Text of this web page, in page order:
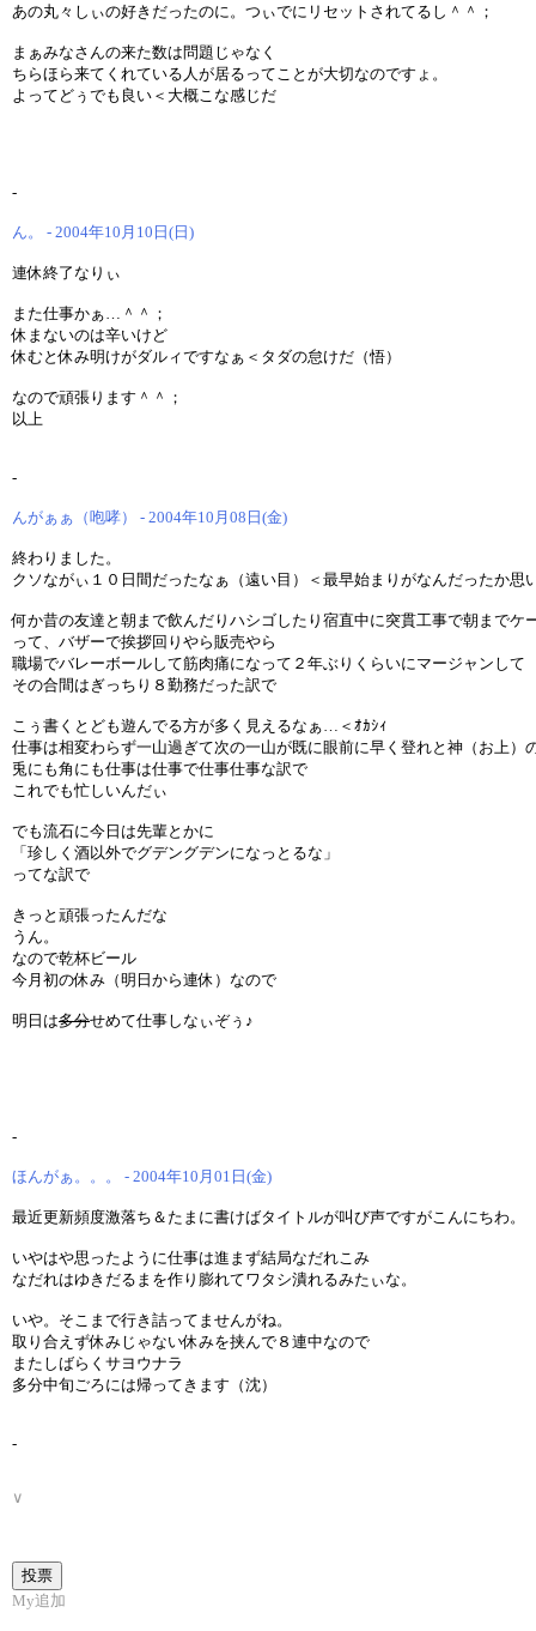
あの丸々しぃの好きだったのに。つぃでにリセットされてるし＾＾；
まぁみなさんの来た数は問題じゃなく
ちらほら来てくれている人が居るってことが大切なのですょ。
よってどぅでも良い＜大概こな感じだ
-
ん。 - 2004年10月10日(日)
連休終了なりぃ
また仕事かぁ…＾＾；
休まないのは辛いけど
休むと休み明けがダルィですなぁ＜タダの怠けだ（悟）
なので頑張ります＾＾；
以上
-
んがぁぁ（咆哮） - 2004年10月08日(金)
終わりました。
クソながぃ１０日間だったなぁ（遠い目）＜最早始まりがなんだったか思
何か昔の友達と朝まで飲んだりハシゴしたり宿直中に突貫工事で朝までケ
って、バザーで挨拶回りやら販売やら
職場でバレーボールして筋肉痛になって２年ぶりくらいにマージャンして
その合間はぎっちり８勤務だった訳で
こぅ書くとども遊んでる方が多く見えるなぁ…＜ｵｶｼｨ
仕事は相変わらず一山過ぎて次の一山が既に眼前に早く登れと神（お上）
兎にも角にも仕事は仕事で仕事仕事な訳で
これでも忙しいんだぃ
でも流石に今日は先輩とかに
「珍しく酒以外でグデングデンになっとるな」
ってな訳で
きっと頑張ったんだな
うん。
なので乾杯ビール
今月初の休み（明日から連休）なので
明日は多分せめて仕事しなぃぞぅ♪
-
ほんがぁ。。。 - 2004年10月01日(金)
最近更新頻度激落ち＆たまに書けばタイトルが叫び声ですがこんにちわ。
いやはや思ったように仕事は進まず結局なだれこみ
なだれはゆきだるまを作り膨れてワタシ潰れるみたぃな。
いや。そこまで行き詰ってませんがね。
取り合えず休みじゃない休みを挟んで８連中なので
またしばらくサヨウナラ
多分中旬ごろには帰ってきます（沈）
-
∨
My追加